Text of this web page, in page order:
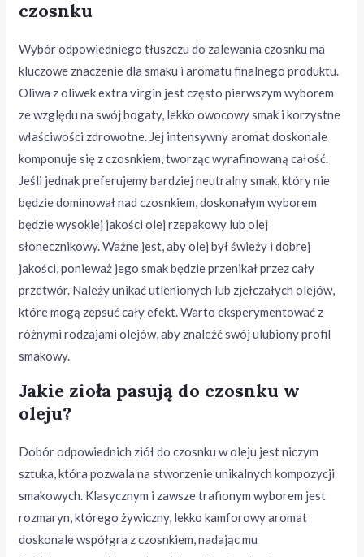
czosnku
Wybór odpowiedniego tłuszczu do zalewania czosnku ma
kluczowe znaczenie dla smaku i aromatu finalnego produktu.
Oliwa z oliwek extra virgin jest często pierwszym wyborem
ze względu na swój bogaty, lekko owocowy smak i korzystne
właściwości zdrowotne. Jej intensywny aromat doskonale
komponuje się z czosnkiem, tworząc wyrafinowaną całość.
Jeśli jednak preferujemy bardziej neutralny smak, który nie
będzie dominował nad czosnkiem, doskonałym wyborem
będzie wysokiej jakości olej rzepakowy lub olej
słonecznikowy. Ważne jest, aby olej był świeży i dobrej
jakości, ponieważ jego smak będzie przenikał przez cały
przetwór. Należy unikać utlenionych lub zjełczałych olejów,
które mogą zepsuć cały efekt. Warto eksperymentować z
różnymi rodzajami olejów, aby znaleźć swój ulubiony profil
smakowy.
Jakie zioła pasują do czosnku w
oleju?
Dobór odpowiednich ziół do czosnku w oleju jest niczym
sztuka, która pozwala na stworzenie unikalnych kompozycji
smakowych. Klasycznym i zawsze trafionym wyborem jest
rozmaryn, którego żywiczny, lekko kamforowy aromat
doskonale współgra z czosnkiem, nadając mu